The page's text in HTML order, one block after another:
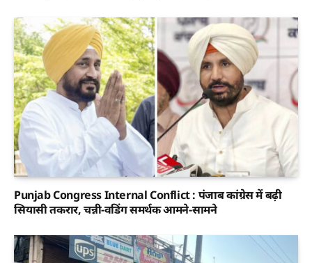
Punjab Congress Internal Conflict : पंजाब कांग्रेस में बढ़ी
सियासी तकरार, चन्नी-वडिंग समर्थक आमने-सामने